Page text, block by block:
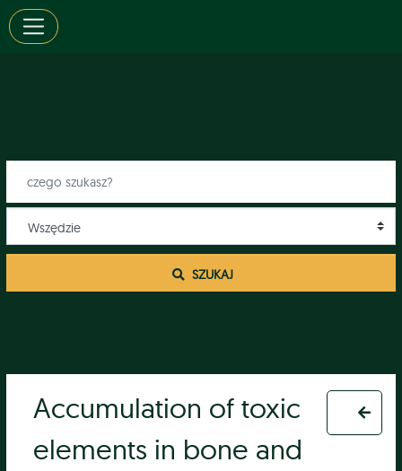
SZUKAJ
Accumulation of toxic
elements in bone and